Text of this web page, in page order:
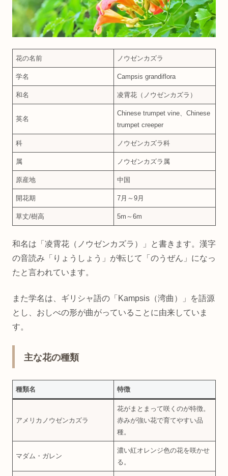
花の名前 ノウゼンカズラ
学名 Campsis grandiflora
和名 凌霄花（ノウゼンカズラ）
英名
Chinese trumpet vine、Chinese
trumpet creeper
科 ノウゼンカズラ科
属 ノウゼンカズラ属
原産地 中国
開花期 7月～9月
草丈/樹高 5m～6m
和名は「凌霄花（ノウゼンカズラ）」と書きます。漢字
の音読み「りょうしょう」が転じて「のうぜん」になっ
たと言われています。
また学名は、ギリシャ語の「Kampsis（湾曲）」を語源
とし、おしべの形が曲がっていることに由来していま
す。
主な花の種類
種類名 特徴
アメリカノウゼンカズラ
花がまとまって咲くのが特徴。
赤みが強い花で育てやすい品
種。
マダム・ガレン
濃い紅オレンジ色の花を咲かせ
る。